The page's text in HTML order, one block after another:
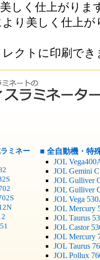
しく仕上がりま
り美しく仕上
クトに印刷でき
ミネー
■ 全自動機・特
JOL
JOL Gemini
JOL Gulliver
JOL Gulliver
JOL Vega
JOL Mercury
JOL Taurus
JOL Castor
JOL Mercury
JOL Taurus
JOL Pollux